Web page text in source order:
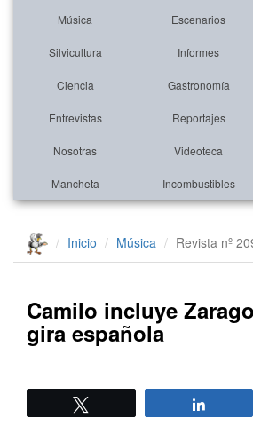
Música Escenarios
Silvicultura Informes
Ciencia Gastronomía
Entrevistas Reportajes
Nosotras Videoteca
Mancheta Incombustibles
Inicio Música Revista nº
Camilo incluye
gira española